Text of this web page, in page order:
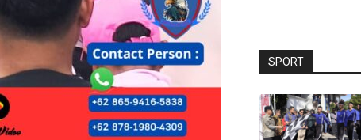
SPORT